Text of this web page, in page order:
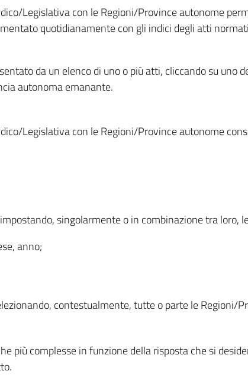
Legislativa con le Regioni/Province autonome
quotidianamente con gli indici degli atti
da un elenco di uno o più atti, cliccando su
autonoma emanante.
Legislativa con le Regioni/Province autonome
singolarmente o in combinazione tra loro,
anno;
contestualmente, tutte o parte le Regioni/
più complesse in funzione della risposta che si